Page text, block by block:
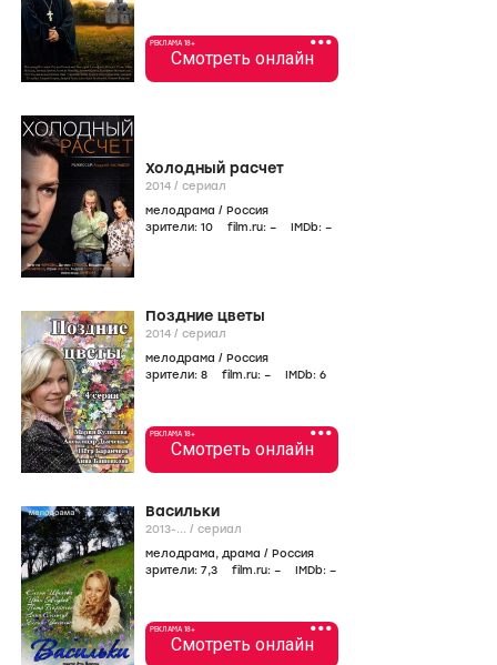
•••
РЕКЛАМА 18+
Смотреть онлайн
Холодный расчет
2014 / сериал
мелодрама / Россия
зрители: 10 film.ru: – IMDb: –
Поздние цветы
2014 / сериал
мелодрама / Россия
зрители: 8 film.ru: – IMDb: 6
•••
РЕКЛАМА 18+
Смотреть онлайн
Васильки
2013-... / сериал
мелодрама, драма / Россия
зрители: 7,3 film.ru: – IMDb: –
•••
РЕКЛАМА 18+
Смотреть онлайн